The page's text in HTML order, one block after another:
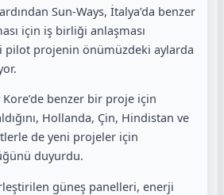
Sun-Ways, İtalya’da benzer
için iş birliği anlaşması
pilot projenin önümüzdeki aylarda
Kore’de benzer bir proje için
Hollanda, Çin, Hindistan ve
de yeni projeler için
duyurdu.
güneş panelleri, enerji